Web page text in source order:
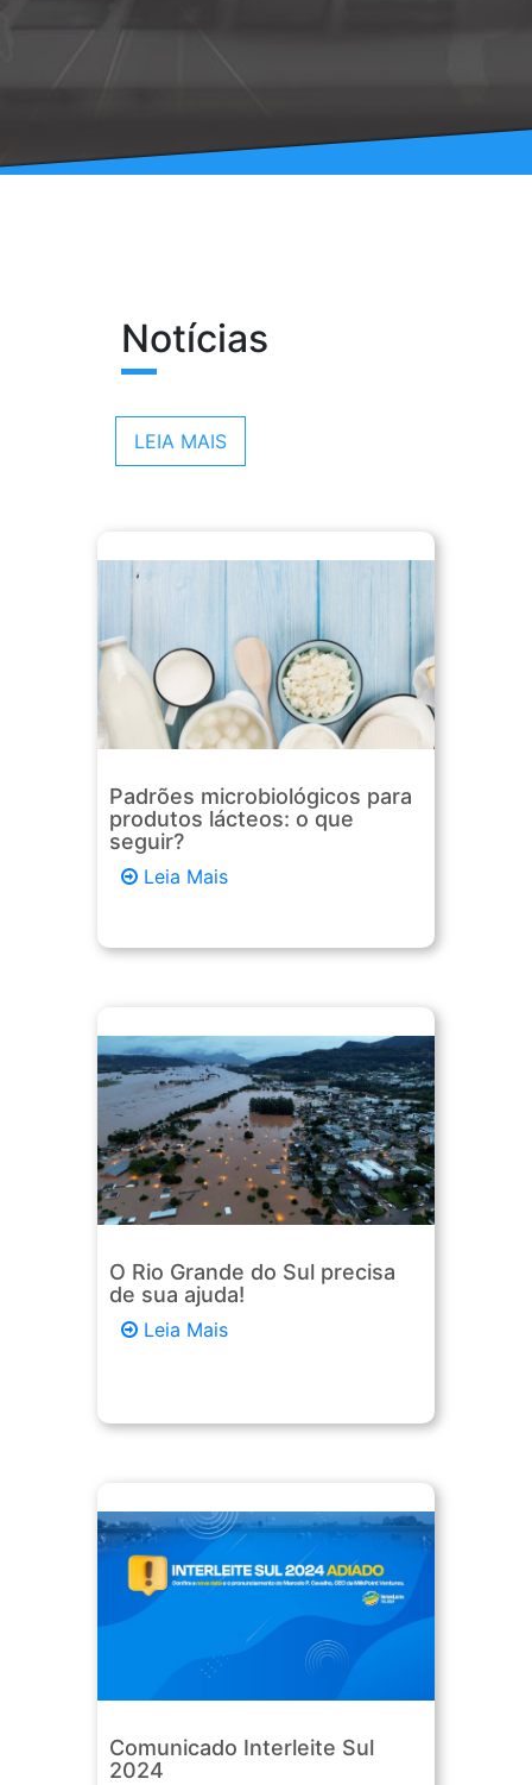
Notícias
LEIA MAIS
Padrões microbiológicos para
produtos lácteos: o que
seguir?
Leia Mais
O Rio Grande do Sul precisa
de sua ajuda!
Leia Mais
Comunicado Interleite Sul
2024